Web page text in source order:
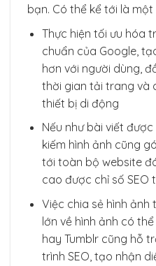
bạn. Có thể kể tới là
Thực hiện tối ưu hóa
chuẩn của Google,
hơn với người dùng,
thời gian tải trang và
thiết bị di động
Nếu như bài viết
kiếm hình ảnh cũng
tới toàn bộ website
cao được chỉ số SEO
Việc chia sẻ hình
lớn về hình ảnh có
hay Tumblr cũng hỗ
trình SEO, tạo nhận